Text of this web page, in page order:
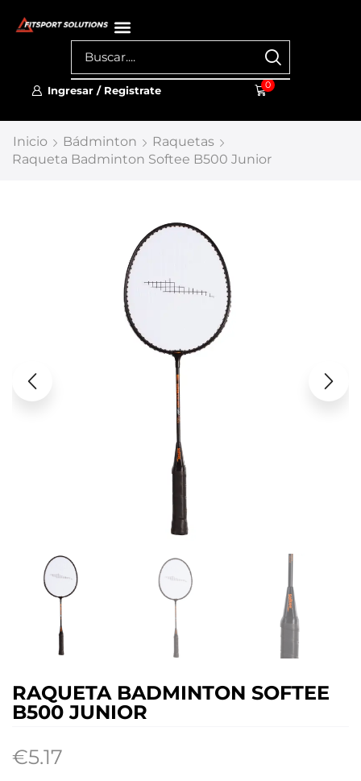
Ingresar / Registrate 0
Inicio Bádminton
Raquetas
Raqueta Badminton Softee B500 Junior
RAQUETA BADMINTON SOFTEE
B500 JUNIOR
€5.17